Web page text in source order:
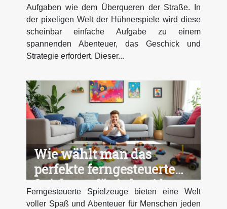
Aufgaben wie dem Überqueren der Straße. In
der pixeligen Welt der Hühnerspiele wird diese
scheinbar einfache Aufgabe zu einem
spannenden Abenteuer, das Geschick und
Strategie erfordert. Dieser...
Wie wählt man das
perfekte ferngesteuerte
Spielzeug für jedes Alter
aus?
Ferngesteuerte Spielzeuge bieten eine Welt
voller Spaß und Abenteuer für Menschen jeden